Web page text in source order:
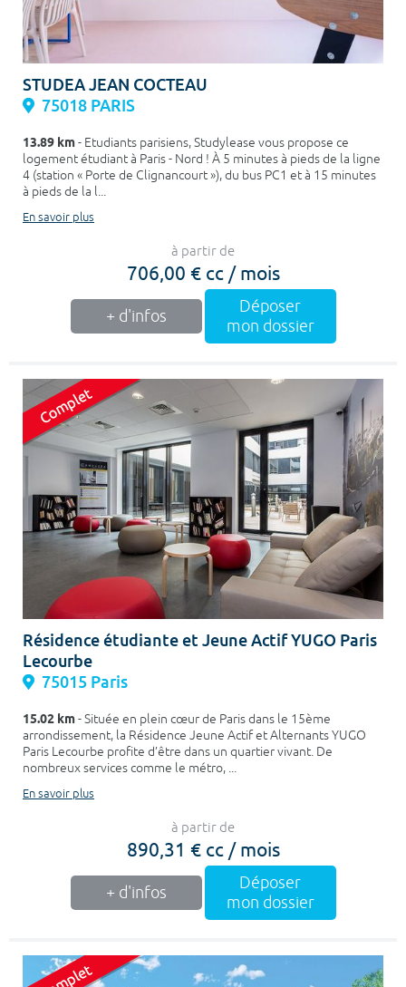
STUDEA JEAN COCTEAU
75018 PARIS
13.89 km- Etudiants parisiens, Studylease vous propose ce
logement étudiant à Paris - Nord ! À 5 minutes à pieds de la ligne
4 (station « Porte de Clignancourt »), du bus PC1 et à 15 minutes
à pieds de la l...
En savoir plus
à partir de
706,00 € cc / mois
+ d'infos
Déposer
mon dossier
Résidence étudiante et Jeune Actif YUGO Paris
Lecourbe
75015 Paris
15.02 km- Située en plein cœur de Paris dans le 15ème
arrondissement, la Résidence Jeune Actif et Alternants YUGO
Paris Lecourbe profite d’être dans un quartier vivant. De
nombreux services comme le métro, ...
En savoir plus
à partir de
890,31 € cc / mois
+ d'infos
Déposer
mon dossier